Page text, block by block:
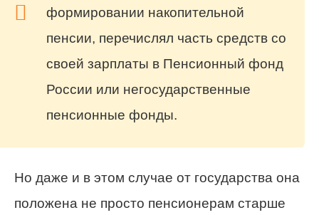
формировании накопительной
пенсии, перечислял часть средств со
своей зарплаты в Пенсионный фонд
России или негосударственные
пенсионные фонды.
Но даже и в этом случае от государства она
положена не просто пенсионерам старше